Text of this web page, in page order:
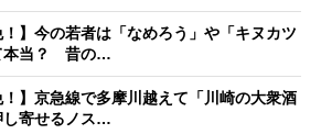
！】今の若者は「なめろう」や「キヌカツ
本当？ 昔の…
！】京急線で多摩川越えて「川崎の大衆酒
寄せるノス…